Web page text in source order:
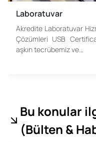
Laboratuvar
Akredite Laboratuvar
Çözümleri USB
aşkın tecrübemiz ve…
Bu konular
(Bülten &